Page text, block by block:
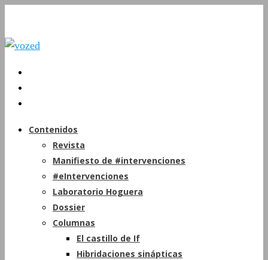
Contenidos
Revista
Manifiesto de #intervenciones
#eIntervenciones
Laboratorio Hoguera
Dossier
Columnas
El castillo de If
Hibridaciones sinápticas